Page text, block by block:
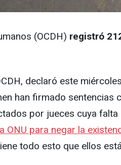
(OCDH) registró
declaró este
han firmado
por jueces cuya
ONU para negar la
todo esto que ellos